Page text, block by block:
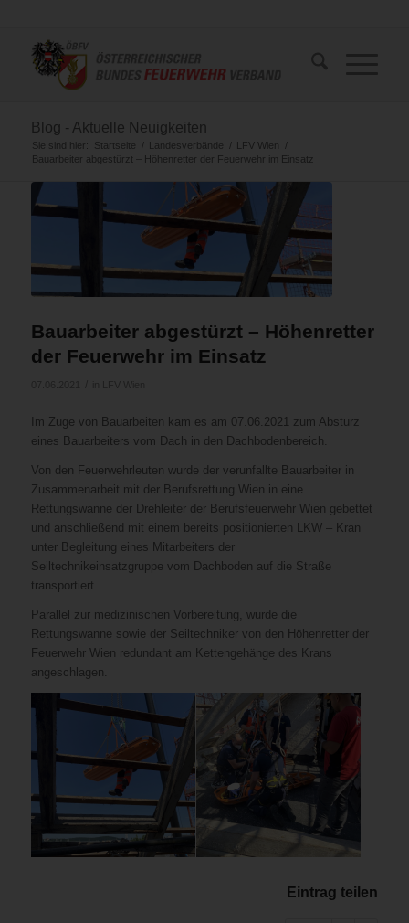
Blog - Aktuelle Neuigkeiten
Sie sind hier: Startseite / Landesverbände / LFV Wien
/
Bauarbeiter abgestürzt – Höhenretter der Feuerwehr im Einsatz
Bauarbeiter abgestürzt – Höhenretter
der Feuerwehr im Einsatz
Im Zuge von Bauarbeiten kam es am 07.06.2021 zum Absturz
eines Bauarbeiters vom Dach in den Dachbodenbereich.
Von den Feuerwehrleuten wurde der verunfallte Bauarbeiter in
Zusammenarbeit mit der Berufsrettung Wien in eine
Rettungswanne der Drehleiter der Berufsfeuerwehr Wien gebettet
und anschließend mit einem bereits positionierten LKW – Kran
unter Begleitung eines Mitarbeiters der
Seiltechnikeinsatzgruppe vom Dachboden auf die Straße
transportiert.
Parallel zur medizinischen Vorbereitung, wurde die
Rettungswanne sowie der Seiltechniker von den Höhenretter der
Feuerwehr Wien redundant am Kettengehänge des Krans
angeschlagen.
Eintrag teilen